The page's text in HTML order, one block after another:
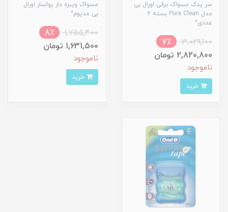
سر یدک مسواک برقی اورال بی
مدل Pure Clean بسته 2
عددی^
3,029,100
7٪
2,820,800 تومان
ناموجود
مسواک ویبره دار پولسار اورال
بی مدیوم^
1,755,400
8٪
1,631,500 تومان
ناموجود